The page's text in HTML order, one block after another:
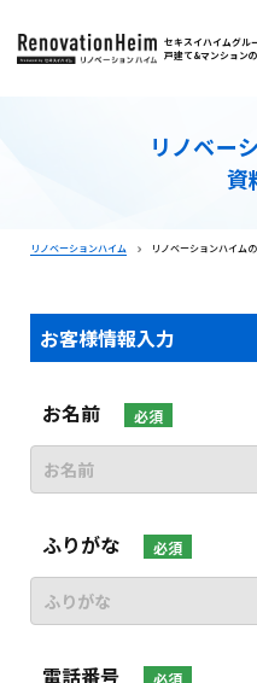
セキスイハイムグル
戸建て&マンション
リノベー
資
リノベーションハイム リノベーションハイム
お客様情報入力
お名前 必須
ふりがな 必須
電話番号 必須